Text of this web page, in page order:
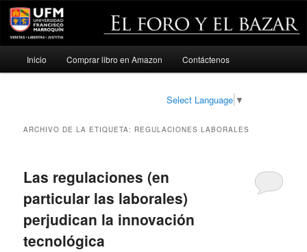
Ir
Ir
Inicio Comprar libro en Amazon Contáctenos
Select Language ▼
ARCHIVO DE LA ETIQUETA: REGULACIONES LABORALES
Las regulaciones (en
particular las laborales)
perjudican la innovación
tecnológica